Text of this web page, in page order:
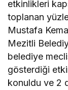
etkinlikleri
toplanan
Mustafa
Mezitli
belediye
gösterdiği
konuldu ve 2